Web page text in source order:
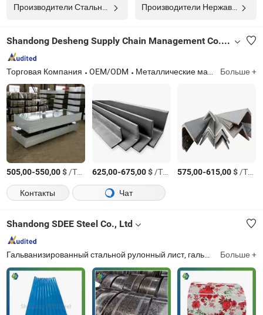
Производители Нержавеющая Стальная Труба
Shandong Desheng Supply Chain Management Co., Ltd.
Торговая Компания OEM/ODM Металлические материалы Больше +
505,00-550,00$/Тонн. 625,00-675,00$/Тонн. 575,00-615,00$/Тонн.
Контакты
Чат
Shandong SDEE Steel Co., Ltd
Гальванизированный стальной рулонный лист, гальвалюминевый стальной рулонный лист, окрашенный гальванизированный стальной рулонный лист, окрашенный гальвалюминевый стальной рулонный лист, цветной покрытый стальной рулонный лист, кровельный лист, горячекатаный стальной рулонный лист, стальной рулон, стальной лист, стальная труба Больше +